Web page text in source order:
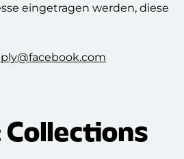
eingetragen werden, diese
Collections